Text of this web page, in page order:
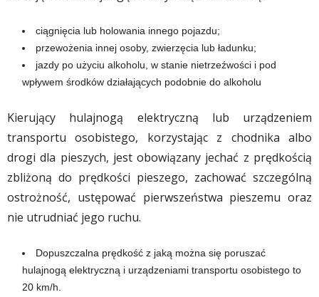
ciągnięcia lub holowania innego pojazdu;
przewożenia innej osoby, zwierzęcia lub ładunku;
jazdy po użyciu alkoholu, w stanie nietrzeźwości i pod
wpływem środków działających podobnie do alkoholu
Kierujący hulajnogą elektryczną lub urządzeniem
transportu osobistego, korzystając z chodnika albo
drogi dla pieszych, jest obowiązany jechać z prędkością
zbliżoną do prędkości pieszego, zachować szczególną
ostrożność, ustępować pierwszeństwa pieszemu oraz
nie utrudniać jego ruchu.
Dopuszczalna prędkość z jaką można się poruszać
hulajnogą elektryczną i urządzeniami transportu osobistego to
20 km/h.